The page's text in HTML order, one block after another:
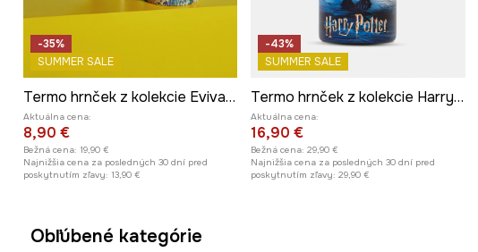
-35%
SUMMER SALE
Termo hrnček z kolekcie Eviva L'arte 480 ml
Aktuálna cena:
8,90 €
Bežná cena: 19,90 €
Najnižšia cena za posledných 30 dní pred
poskytnutím zľavy: 13,90 €
-43%
SUMMER SALE
Termo hrnček z kolekcie Harry Potter
Aktuálna cena:
16,90 €
Bežná cena: 29,90 €
Najnižšia cena za posledných 30 dní pred
poskytnutím zľavy: 29,90 €
Obľúbené kategórie